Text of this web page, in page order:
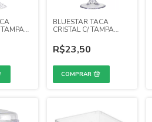
BLUESTAR TACA
CRISTAL C/ TAMPA
R$23,50